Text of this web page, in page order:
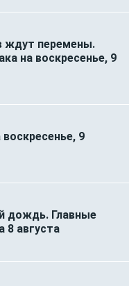
ждут перемены.
на воскресенье, 9
9
дождь. Главные
8 августа